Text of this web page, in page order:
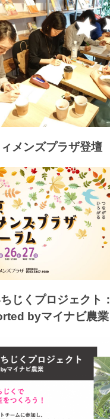
メンズプラザ登壇
じくプロジェクト：
byマイナビ農業